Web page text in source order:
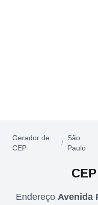
Gerador de
CEP
/
São
Paulo
CEP
Endereço Avenida